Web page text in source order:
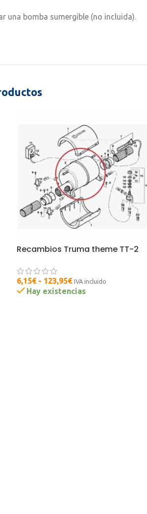
una bomba sumergible (no incluida).
Recambios Truma theme TT-2
6,15€ - 123,95€ IVA incluido
Hay existencias